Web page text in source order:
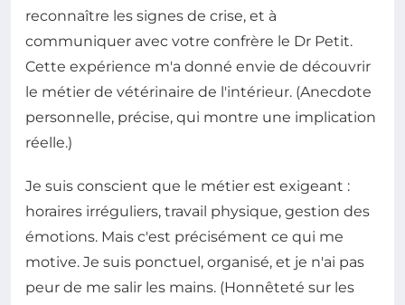
reconnaître les signes de crise, et à
communiquer avec votre confrère le Dr Petit.
Cette expérience m'a donné envie de découvrir
le métier de vétérinaire de l'intérieur. (Anecdote
personnelle, précise, qui montre une implication
réelle.)
Je suis conscient que le métier est exigeant :
horaires irréguliers, travail physique, gestion des
émotions. Mais c'est précisément ce qui me
motive. Je suis ponctuel, organisé, et je n'ai pas
peur de me salir les mains. (Honnêteté sur les